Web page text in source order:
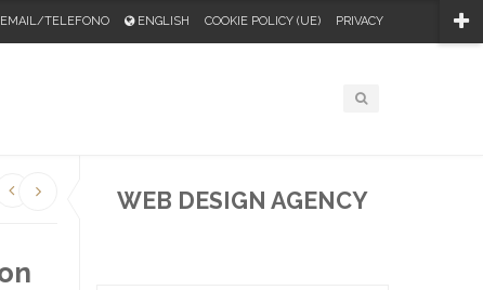
EMAIL/TELEFONO ENGLISH COOKIE POLICY (UE) PRIVACY
WEB DESIGN AGENCY